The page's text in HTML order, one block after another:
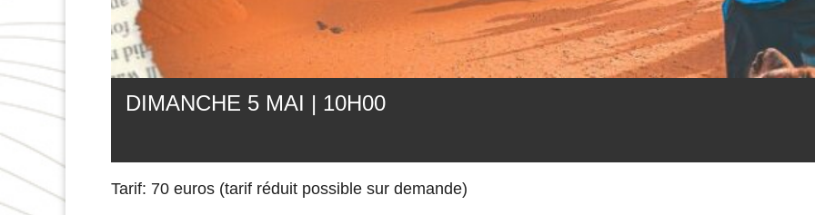
DIMANCHE 5 MAI | 10H00
Tarif: 70 euros (tarif réduit possible sur demande)